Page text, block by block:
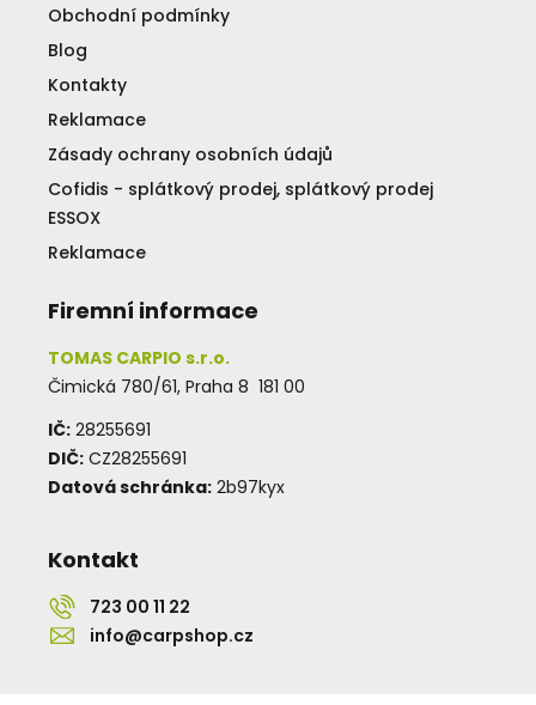
Obchodní podmínky
Blog
Kontakty
Reklamace
Zásady ochrany osobních údajů
Cofidis - splátkový prodej, splátkový prodej
ESSOX
Reklamace
Firemní informace
TOMAS CARPIO s.r.o.
Čimická 780/61, Praha 8 181 00
IČ: 28255691
DIČ: CZ28255691
Datová schránka: 2b97kyx
Kontakt
723 00 11 22
info@carpshop.cz